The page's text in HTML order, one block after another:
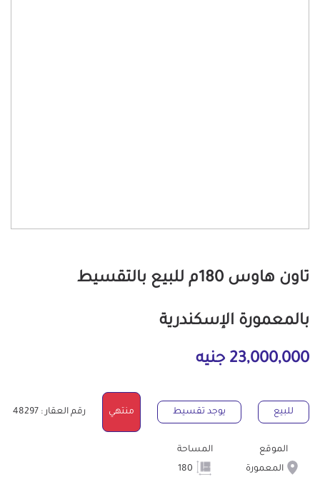
تاون هاوس 180م للبيع بالتقسيط
بالمعمورة الإسكندرية
23,000,000 جنيه
للبيع يوجد تقسيط منتهي رقم العقار : 48297
الموقع
المعمورة
المساحة